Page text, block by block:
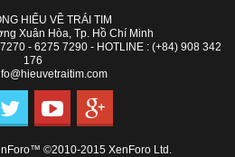
HIỂU VỀ TRÁI TIM
Xuân Hòa, Tp. Hồ Chí Minh
- 6275 7290 - HOTLINE : (+84) 908 342
176
©2010-2015 XenForo Ltd.